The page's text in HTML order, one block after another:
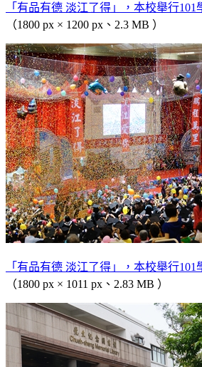
「有品有德 淡江了得」，本校舉行101
（1800 px × 1200 px、2.3 MB ）
「有品有德 淡江了得」，本校舉行101
（1800 px × 1011 px、2.83 MB ）